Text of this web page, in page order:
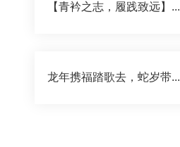
【青衿之志，履践致远】...
龙年携福踏歌去，蛇岁带...